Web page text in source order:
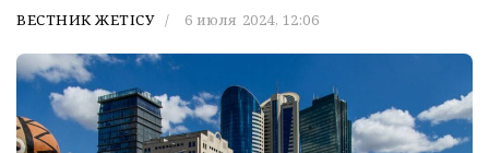
ВЕСТНИК ЖЕТІСУ 6 июля 2024, 12:06